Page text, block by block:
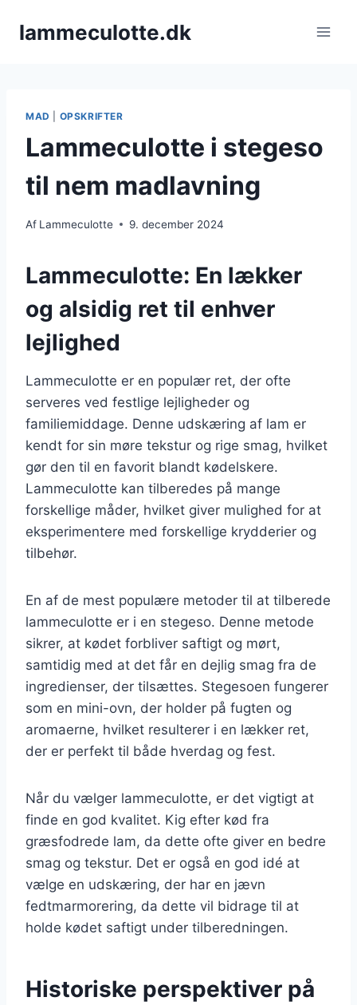
lammeculotte.dk
MAD OPSKRIFTER
Lammeculotte i stegeso
til nem madlavning
Af Lammeculotte 9. december 2024
Lammeculotte: En lækker
og alsidig ret til enhver
lejlighed
Lammeculotte er en populær ret, der ofte
serveres ved festlige lejligheder og
familiemiddage. Denne udskæring af lam er
kendt for sin møre tekstur og rige smag, hvilket
gør den til en favorit blandt kødelskere.
Lammeculotte kan tilberedes på mange
forskellige måder, hvilket giver mulighed for at
eksperimentere med forskellige krydderier og
tilbehør.
En af de mest populære metoder til at tilberede
lammeculotte er i en stegeso. Denne metode
sikrer, at kødet forbliver saftigt og mørt,
samtidig med at det får en dejlig smag fra de
ingredienser, der tilsættes. Stegesoen fungerer
som en mini-ovn, der holder på fugten og
aromaerne, hvilket resulterer i en lækker ret,
der er perfekt til både hverdag og fest.
Når du vælger lammeculotte, er det vigtigt at
finde en god kvalitet. Kig efter kød fra
græsfodrede lam, da dette ofte giver en bedre
smag og tekstur. Det er også en god idé at
vælge en udskæring, der har en jævn
fedtmarmorering, da dette vil bidrage til at
holde kødet saftigt under tilberedningen.
Historiske perspektiver på